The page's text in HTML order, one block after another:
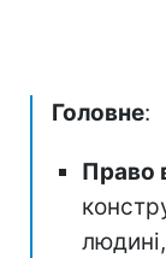
Головне:
Право